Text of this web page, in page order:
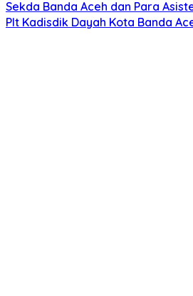
Sekda Banda Aceh dan Para
Plt Kadisdik Dayah Kota Banda